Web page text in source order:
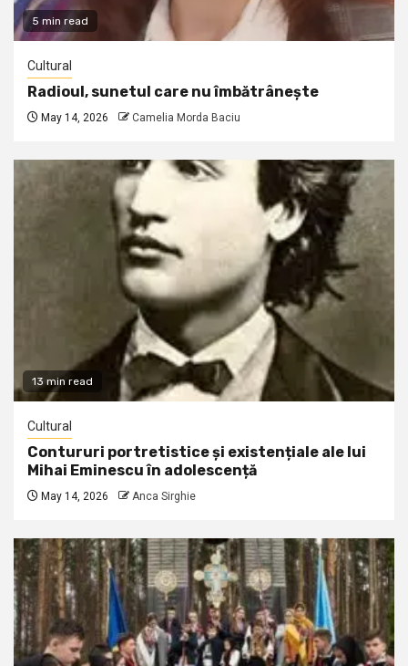
5 min read
Cultural
Radioul, sunetul care nu îmbătrânește
May 14, 2026 Camelia Morda Baciu
13 min read
Cultural
Contururi portretistice și existențiale ale lui
Mihai Eminescu în adolescență
May 14, 2026 Anca Sirghie